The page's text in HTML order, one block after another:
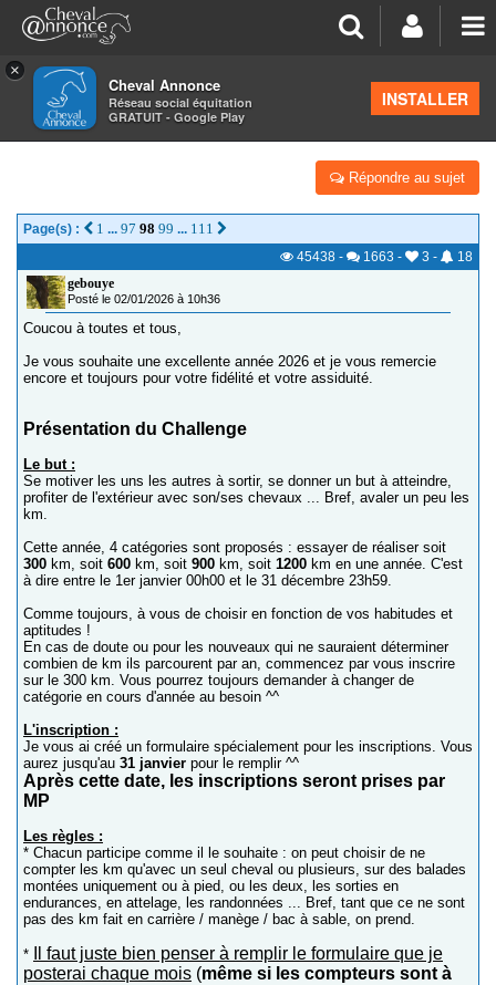
×
Cheval Annonce
Réseau social équitation
GRATUIT - Google Play
INSTALLER
>Équitation et cavaliers
CHALLENGE 2026 : 300 - 600 - 900 KM - 1200 KM
Répondre au sujet
Page(s) : 1 ... 97 98 99 ... 111
45438 - 1663 - 3 -
18
gebouye
Posté le 02/01/2026 à 10h36
Coucou à toutes et tous,
Je vous souhaite une excellente année 2026 et je vous remercie
encore et toujours pour votre fidélité et votre assiduité.
Présentation du Challenge
Le but :
Se motiver les uns les autres à sortir, se donner un but à atteindre,
profiter de l'extérieur avec son/ses chevaux ... Bref, avaler un peu les
km.
Cette année, 4 catégories sont proposés : essayer de réaliser soit
300 km, soit 600 km, soit 900 km, soit 1200 km en une année. C'est
à dire entre le 1er janvier 00h00 et le 31 décembre 23h59.
Comme toujours, à vous de choisir en fonction de vos habitudes et
aptitudes !
En cas de doute ou pour les nouveaux qui ne sauraient déterminer
combien de km ils parcourent par an, commencez par vous inscrire
sur le 300 km. Vous pourrez toujours demander à changer de
catégorie en cours d'année au besoin ^^
L'inscription :
Je vous ai créé un formulaire spécialement pour les inscriptions. Vous
aurez jusqu'au 31 janvier pour le remplir ^^
Après cette date, les inscriptions seront prises par
MP
Les règles :
* Chacun participe comme il le souhaite : on peut choisir de ne
compter les km qu'avec un seul cheval ou plusieurs, sur des balades
montées uniquement ou à pied, ou les deux, les sorties en
endurances, en attelage, les randonnées ... Bref, tant que ce ne sont
pas des km fait en carrière / manège / bac à sable, on prend.
*
Il faut juste bien penser à remplir le formulaire que je
posterai chaque mois (même si les compteurs sont à